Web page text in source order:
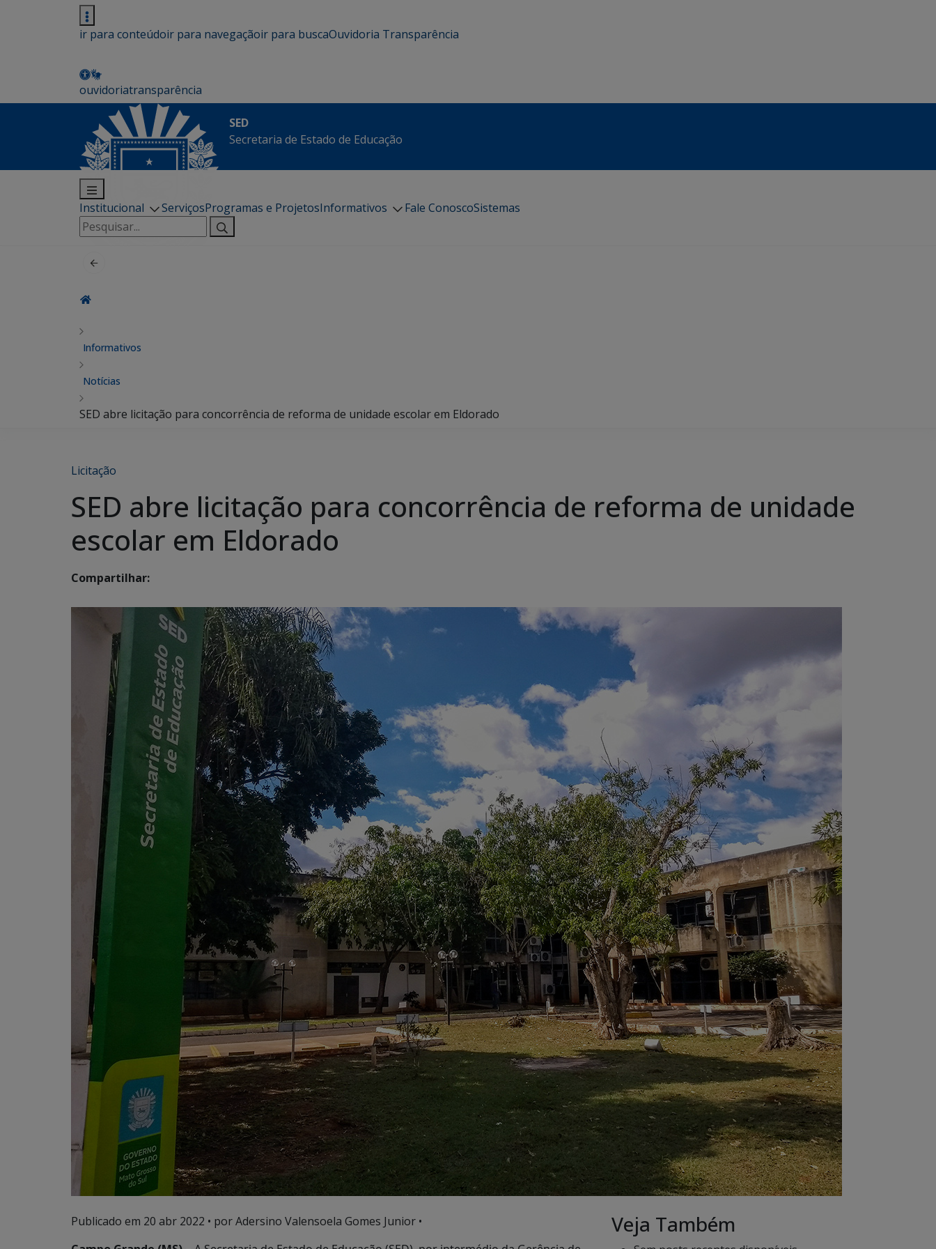
ir para conteúdoir para navegaçãoir para buscaOuvidoria Transparência
ouvidoriatransparência
SED
Secretaria de Estado de Educação
Institucional ServiçosProgramas e ProjetosInformativos Fale ConoscoSistemas
Pesquisar
por:
Informativos
Notícias
SED abre licitação para concorrência de reforma de unidade escolar em Eldorado
Licitação
SED abre licitação para concorrência de reforma de unidade
escolar em Eldorado
Compartilhar:
Publicado em 20 abr 2022 • por Adersino Valensoela Gomes Junior •
Veja Também